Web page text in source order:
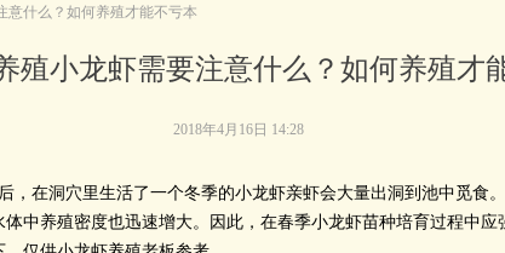
殖小龙虾需要注意什么？如何养殖才
意什么？如何养殖才能不亏本
，在洞穴里生活了一个冬季的小龙虾亲虾会大量出洞到池中觅食
中养殖密度也迅速增大。因此，在春季小龙虾苗种培育过程中
2018年4月16日 14:28